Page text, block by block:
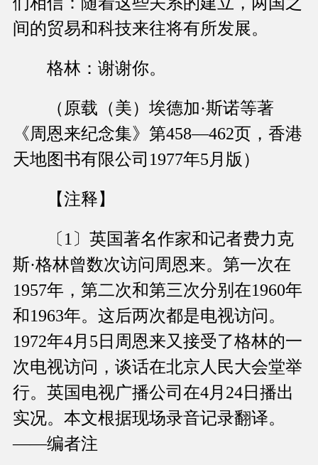
间的贸易和科技来往将有所发展。
格林：谢谢你。
（原载（美）埃德加·斯诺等著
《周恩来纪念集》第458—462页，香港
天地图书有限公司1977年5月版）
【注释】
〔1〕英国著名作家和记者费力克
斯·格林曾数次访问周恩来。第一次在
1957年，第二次和第三次分别在1960年
和1963年。这后两次都是电视访问。
1972年4月5日周恩来又接受了格林的一
次电视访问，谈话在北京人民大会堂举
行。英国电视广播公司在4月24日播出
实况。本文根据现场录音记录翻译。
——编者注